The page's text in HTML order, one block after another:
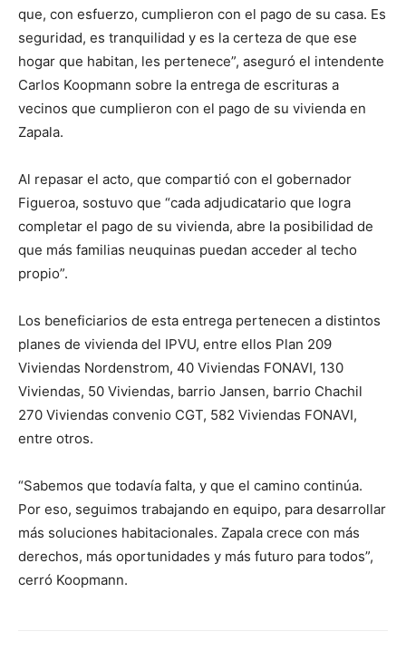
que, con esfuerzo, cumplieron con el pago de su casa. Es
seguridad, es tranquilidad y es la certeza de que ese
hogar que habitan, les pertenece”, aseguró el intendente
Carlos Koopmann sobre la entrega de escrituras a
vecinos que cumplieron con el pago de su vivienda en
Zapala.
Al repasar el acto, que compartió con el gobernador
Figueroa, sostuvo que “cada adjudicatario que logra
completar el pago de su vivienda, abre la posibilidad de
que más familias neuquinas puedan acceder al techo
propio”.
Los beneficiarios de esta entrega pertenecen a distintos
planes de vivienda del IPVU, entre ellos Plan 209
Viviendas Nordenstrom, 40 Viviendas FONAVI, 130
Viviendas, 50 Viviendas, barrio Jansen, barrio Chachil
270 Viviendas convenio CGT, 582 Viviendas FONAVI,
entre otros.
“Sabemos que todavía falta, y que el camino continúa.
Por eso, seguimos trabajando en equipo, para desarrollar
más soluciones habitacionales. Zapala crece con más
derechos, más oportunidades y más futuro para todos”,
cerró Koopmann.